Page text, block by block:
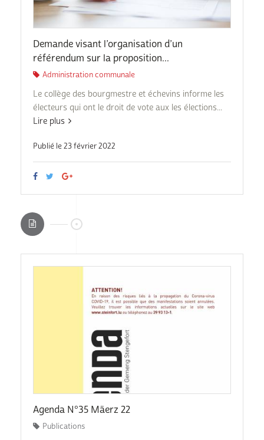
Demande visant l’organisation d’un
référendum sur la proposition...
Administration communale
Le collège des bourgmestre et échevins informe les
électeurs qui ont le droit de vote aux les élections...
Lire plus
Publié le 23 février 2022
Agenda N°35 Mäerz 22
Publications